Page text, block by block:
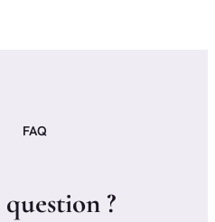
FAQ
question ?